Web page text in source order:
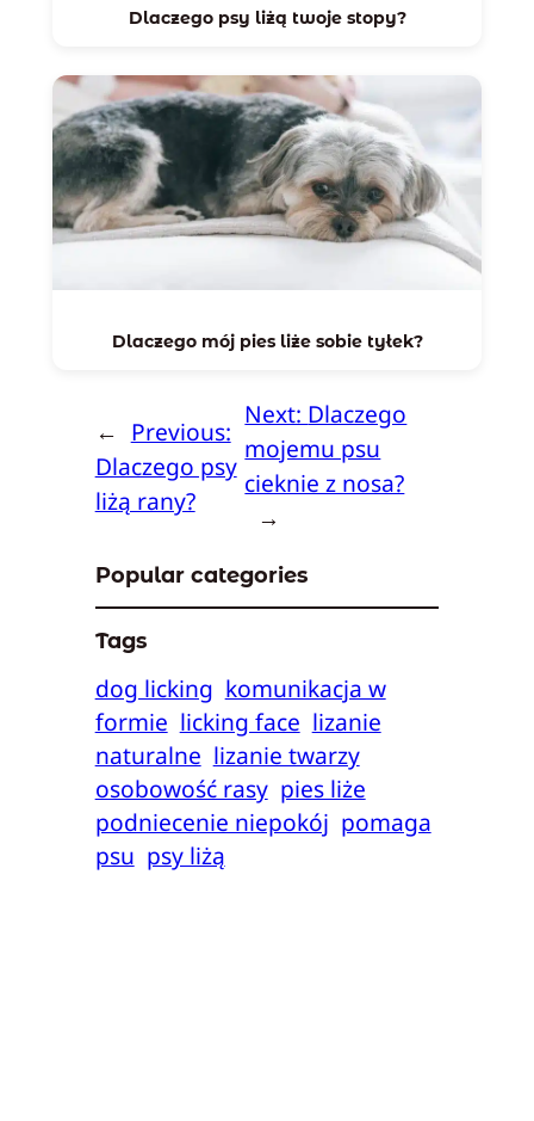
Dlaczego psy liżą twoje stopy?
Dlaczego mój pies liże sobie tyłek?
← Previous:
Dlaczego psy
liżą rany?
Next: Dlaczego
mojemu psu
cieknie z nosa?
→
Popular categories
Tags
dog licking komunikacja w
formie licking face lizanie
naturalne lizanie twarzy
osobowość rasy pies liże
podniecenie niepokój pomaga
psu psy liżą